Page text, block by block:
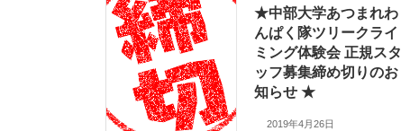
★中部大学あつまれわ
んぱく隊ツリークライ
ミング体験会 正規スタ
ッフ募集締め切りのお
知らせ ★
2019年4月26日